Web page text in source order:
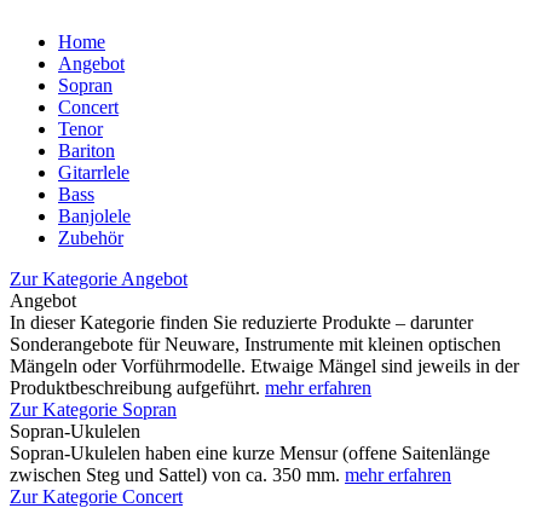
Home
Angebot
Sopran
Concert
Tenor
Bariton
Gitarrlele
Bass
Banjolele
Zubehör
Zur Kategorie Angebot
Angebot
In dieser Kategorie finden Sie reduzierte Produkte – darunter
Sonderangebote für Neuware, Instrumente mit kleinen optischen
Mängeln oder Vorführmodelle. Etwaige Mängel sind jeweils in der
Produktbeschreibung aufgeführt. mehr erfahren
Zur Kategorie Sopran
Sopran-Ukulelen
Sopran-Ukulelen haben eine kurze Mensur (offene Saitenlänge
zwischen Steg und Sattel) von ca. 350 mm. mehr erfahren
Zur Kategorie Concert